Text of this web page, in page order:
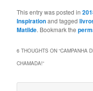
This entry was posted in
Inspirationand tagged
Matilde. Bookmark the
6 THOUGHTS ON “CAMPANHA
CHAMADA!”